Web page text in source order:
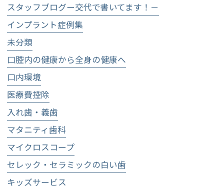
スタッフブログー交代で書いてます！－
インプラント症例集
未分類
口腔内の健康から全身の健康へ
口内環境
医療費控除
入れ歯・義歯
マタニティ歯科
マイクロスコープ
セレック・セラミックの白い歯
キッズサービス